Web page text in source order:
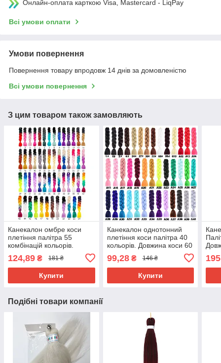
Онлайн-оплата карткою Visa, Mastercard - LiqPay
Всі умови оплати
Умови повернення
Повернення товару впродовж 14 днів за домовленістю
Всі умови повернення
З цим товаром також замовляють
Канекалон омбре коси
плетіння палітра 55
комбінацій кольорів.
Термостійкий
124,89 ₴ 181 ₴
Купити
Канекалон однотонний
плетіння коси палітра 40
кольорів. Довжина коси 60
99,28₴ 146 ₴
Купити
195
Подібні товари компанії